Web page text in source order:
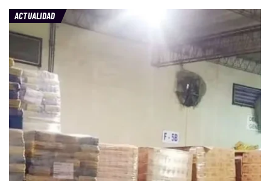
ACTUALIDAD